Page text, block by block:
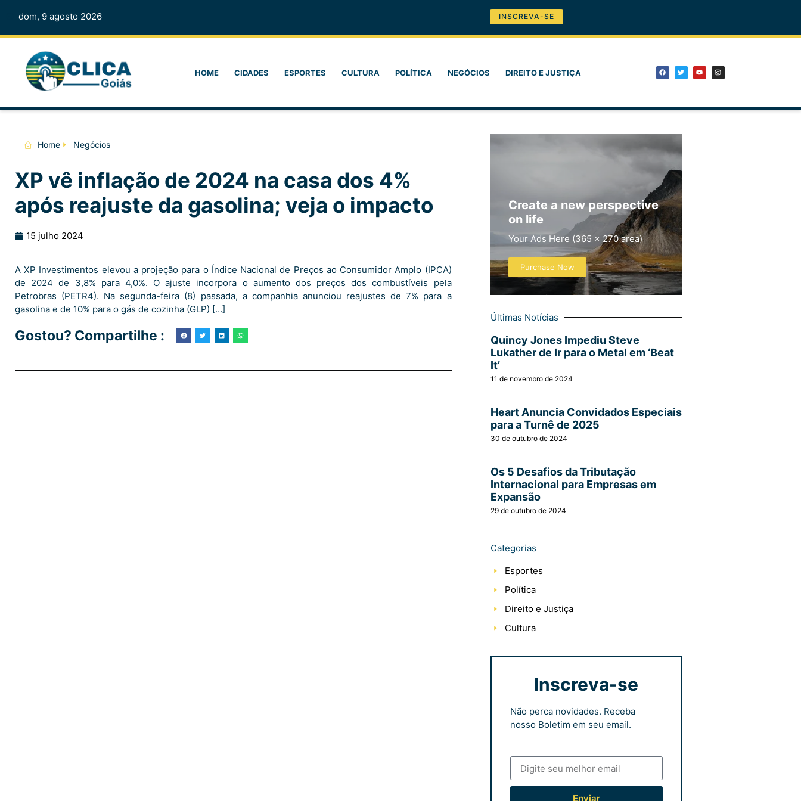
dom, 9 agosto 2026 INSCREVA-SE
HOME CIDADES ESPORTES CULTURA POLÍTICA NEGÓCIOS DIREITO E JUSTIÇA
Home Negócios
XP vê inflação de 2024 na casa dos 4%
após reajuste da gasolina; veja o impacto
15 julho 2024
A XP Investimentos elevou a projeção para o Índice Nacional de Preços ao Consumidor Amplo (IPCA)
de 2024 de 3,8% para 4,0%. O ajuste incorpora o aumento dos preços dos combustíveis pela
Petrobras (PETR4). Na segunda-feira (8) passada, a companhia anunciou reajustes de 7% para a
gasolina e de 10% para o gás de cozinha (GLP) […]
Gostou? Compartilhe :
Create a new perspective
on life
Your Ads Here (365 x 270 area)
Purchase Now
Últimas Notícias
Quincy Jones Impediu Steve
Lukather de Ir para o Metal em ‘Beat
It’
11 de novembro de 2024
Heart Anuncia Convidados Especiais
para a Turnê de 2025
30 de outubro de 2024
Os 5 Desafios da Tributação
Internacional para Empresas em
Expansão
29 de outubro de 2024
Categorias
Esportes
Política
Direito e Justiça
Cultura
Inscreva-se
Não perca novidades. Receba
nosso Boletim em seu email.
Enviar